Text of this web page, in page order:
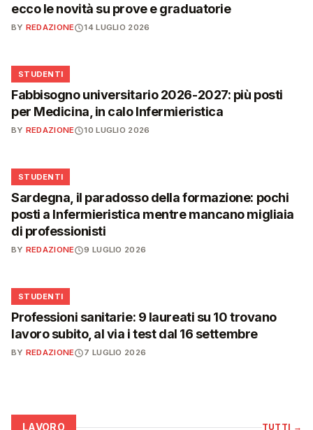
ecco le novità su prove e graduatorie
BY REDAZIONE 14 LUGLIO 2026
🎓
STUDENTI
Fabbisogno universitario 2026-2027: più posti
per Medicina, in calo Infermieristica
BY REDAZIONE 10 LUGLIO 2026
🎓
STUDENTI
Sardegna, il paradosso della formazione: pochi
posti a Infermieristica mentre mancano migliaia
di professionisti
BY REDAZIONE 9 LUGLIO 2026
🎓
STUDENTI
Professioni sanitarie: 9 laureati su 10 trovano
lavoro subito, al via i test dal 16 settembre
BY REDAZIONE 7 LUGLIO 2026
LAVORO TUTTI →